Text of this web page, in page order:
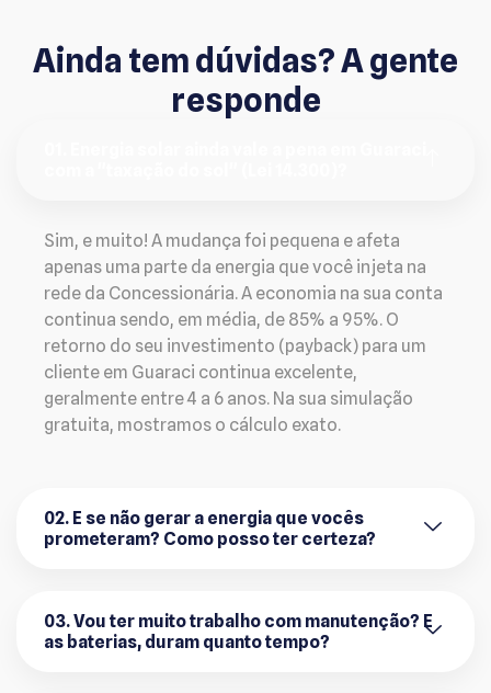
Ainda tem dúvidas? A gente
responde
Sim, e muito! A mudança foi pequena e afeta
apenas uma parte da energia que você injeta na
rede da Concessionária. A economia na sua conta
continua sendo, em média, de 85% a 95%. O
retorno do seu investimento (payback) para um
cliente em Guaraci continua excelente,
geralmente entre 4 a 6 anos. Na sua simulação
gratuita, mostramos o cálculo exato.
02. E se não gerar a energia que vocês
prometeram? Como posso ter certeza?
03. Vou ter muito trabalho com manutenção? E
as baterias, duram quanto tempo?